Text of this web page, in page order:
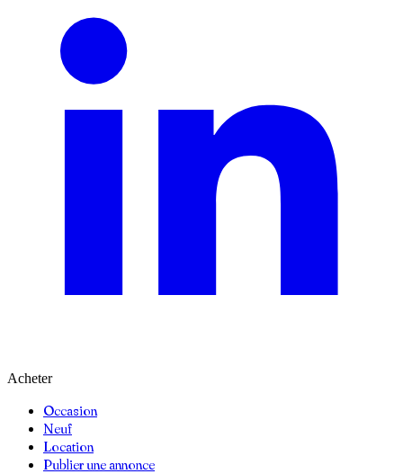
Acheter
Occasion
Neuf
Location
Publier une annonce